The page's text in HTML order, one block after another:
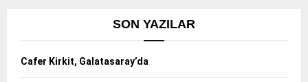
SON YAZILAR
Cafer Kirkit, Galatasaray’da